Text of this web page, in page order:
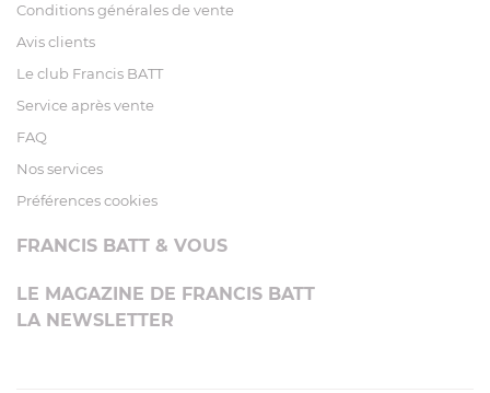
Conditions générales de vente
Avis clients
Le club Francis BATT
Service après vente
FAQ
Nos services
Préférences cookies
FRANCIS BATT & VOUS
LE MAGAZINE DE FRANCIS BATT
LA NEWSLETTER